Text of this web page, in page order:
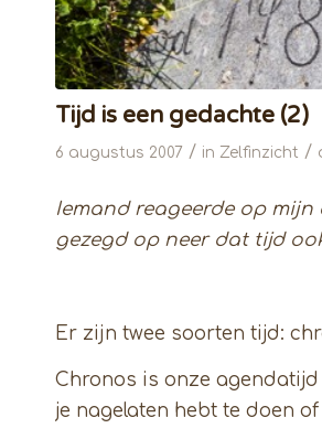
Tijd is een gedachte (2)
6 augustus 2007 / in Zelfinzicht /
Iemand reageerde op mijn
gezegd op neer dat tijd
Er zijn twee soorten tijd:
Chronos is onze agendatijd
je nagelaten hebt te doen